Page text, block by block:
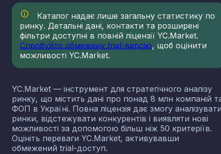
Каталог надає лише загальну статистику по
ринку. Детальні дані, контакти та розширені
фільтри доступні в повній ліцензії YC.Market.
Спробуйте обмежену trial-версію, щоб оцінити
можливості YC.Market.
YC.Market — інструмент для стратегічного аналізу
ринку, що містить дані про понад 8 млн компаній
ФОП в Україні. Повна ліцензія дає змогу
ринки, відстежувати конкурентів і виявляти нові
можливості за допомогою більш ніж 50 критеріїв.
Оцініть переваги YC.Market, активувавши
обмежений trial-доступ.
23.14 Виробництво скловолокна
23.19 Виробництво й оброблення інших скляних
у тому числі технічних
23.20 Виробництво вогнетривких виробів
23.31 Виробництво керамічних плиток і плит
виробів із випаленої глини
23.41
Виробництво господарських і декоративних
керамічних виробів
23.42 Виробництво керамічних санітарно-технічних
виробів
23.43 Виробництво керамічних електроізоляторів та